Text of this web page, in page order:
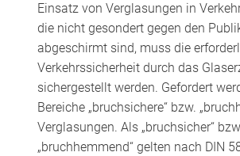
Einsatz von Verglasungen in
die nicht gesondert gegen den
abgeschirmt sind, muss die
Verkehrssicherheit durch das
sichergestellt werden. Gefordert
Bereiche „bruchsichere“ bzw.
Verglasungen. Als „bruchsicher“
„bruchhemmend“ gelten nach DIN